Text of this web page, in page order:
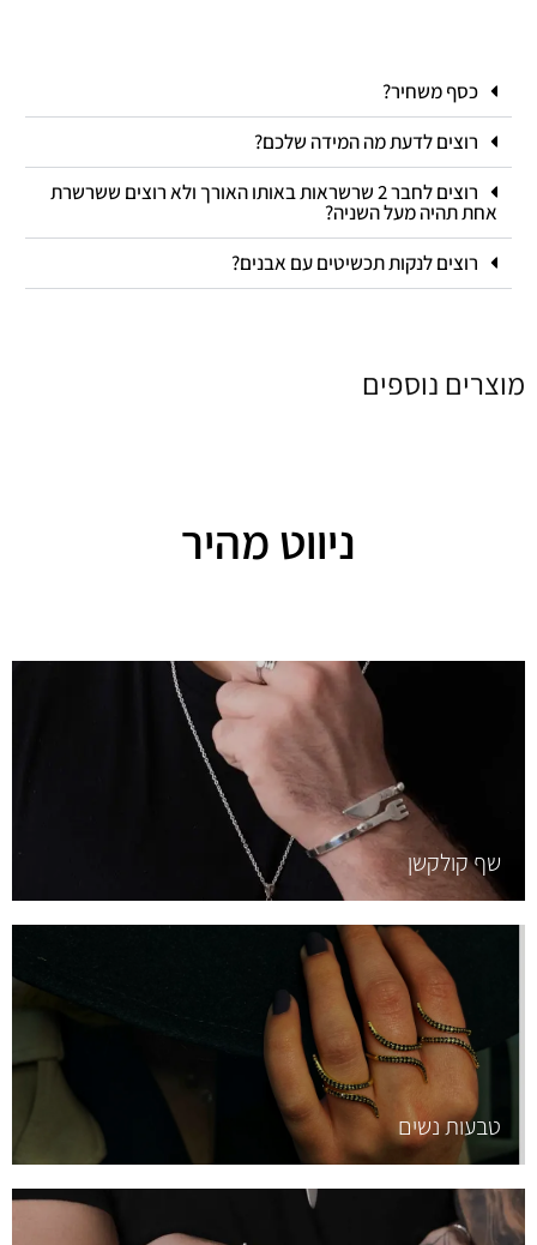
כסף משחיר?
רוצים לדעת מה המידה שלכם?
רוצים לחבר 2 שרשראות באותו האורך ולא רוצים ששרשרת
אחת תהיה מעל השניה?
רוצים לנקות תכשיטים עם אבנים?
מוצרים נוספים
ניווט מהיר
שף קולקשן
טבעות נשים